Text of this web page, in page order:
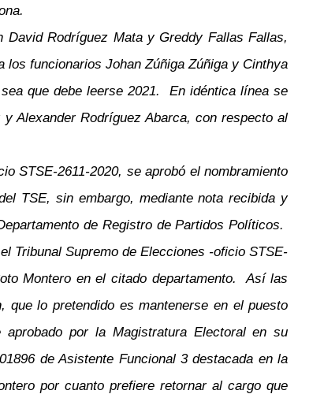
Rodríguez Mata y Greddy Fallas Fallas,
funcionarios Johan Zúñiga Zúñiga y Cinthya
que debe leerse 2021. En idéntica línea se
Alexander Rodríguez Abarca, con respecto al
STSE-2611-2020, se aprobó el nombramiento
TSE, sin embargo, mediante nota recibida y
de Registro de Partidos Políticos.
Tribunal Supremo de Elecciones -oficio STSE-
Montero en el citado departamento. Así las
lo pretendido es mantenerse en el puesto
por la Magistratura Electoral en su
de Asistente Funcional 3 destacada en la
por cuanto prefiere retornar al cargo que